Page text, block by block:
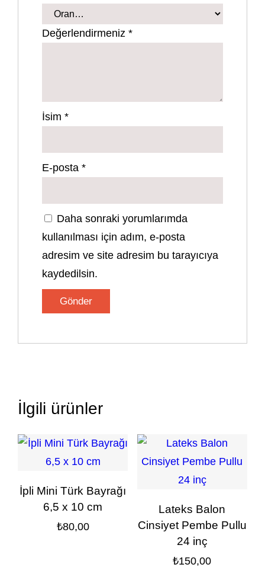
Değerlendirmeniz*
İsim*
E-posta*
Daha sonraki yorumlarımda
kullanılması için adım, e-posta
adresim ve site adresim bu tarayıcıya
kaydedilsin.
İlgili ürünler
İpli Mini Türk Bayrağı
6,5 x 10 cm
₺80,00
Lateks Balon
Cinsiyet Pembe Pullu
24 inç
₺150,00